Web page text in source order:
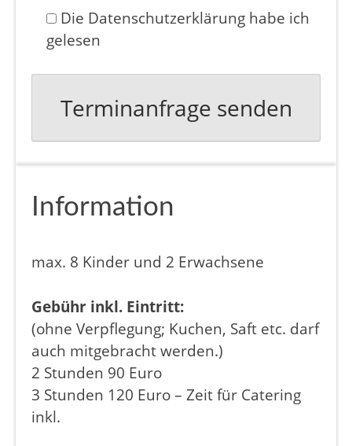
Die Datenschutzerklärung habe ich
gelesen
Information
max. 8 Kinder und 2 Erwachsene
Gebühr inkl. Eintritt:
(ohne Verpflegung; Kuchen, Saft etc. darf
auch mitgebracht werden.)
2 Stunden 90 Euro
3 Stunden 120 Euro – Zeit für Catering
inkl.